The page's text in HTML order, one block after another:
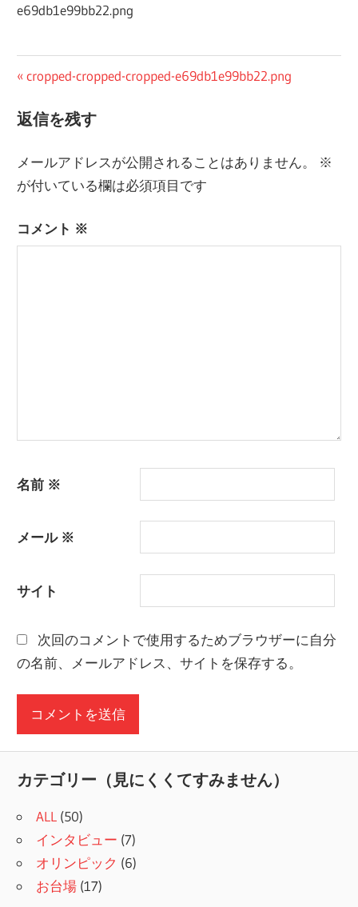
e69db1e99bb22.png
投
稿
ビ
ー
前
記
cropped-cropped-cropped-e69db1e99bb22.png
返信を残す
メールアドレスが公開されることはありません。
※
が付いている欄は必須項目です
コメント ※
名前 ※
メール ※
サイト
次回のコメントで使用するためブラウザーに自分
の名前、メールアドレス、サイトを保存する。
カテゴリー（見にくくてすみません）
ALL (50)
インタビュー (7)
オリンピック (6)
お台場 (17)